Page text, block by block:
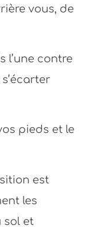
vous, de
l’une contre
pieds et le
est
les
sol et